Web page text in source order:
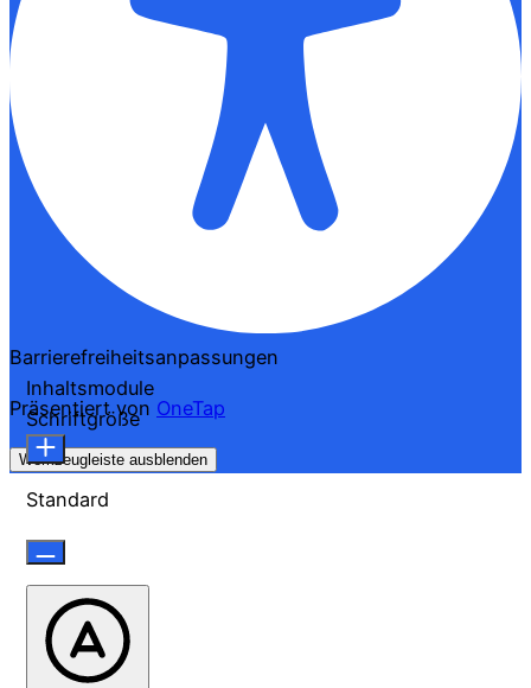
Barrierefreiheitsanpassungen
Präsentiert von OneTap
Werkzeugleiste ausblenden
Inhaltsmodule
Schriftgröße
Standard